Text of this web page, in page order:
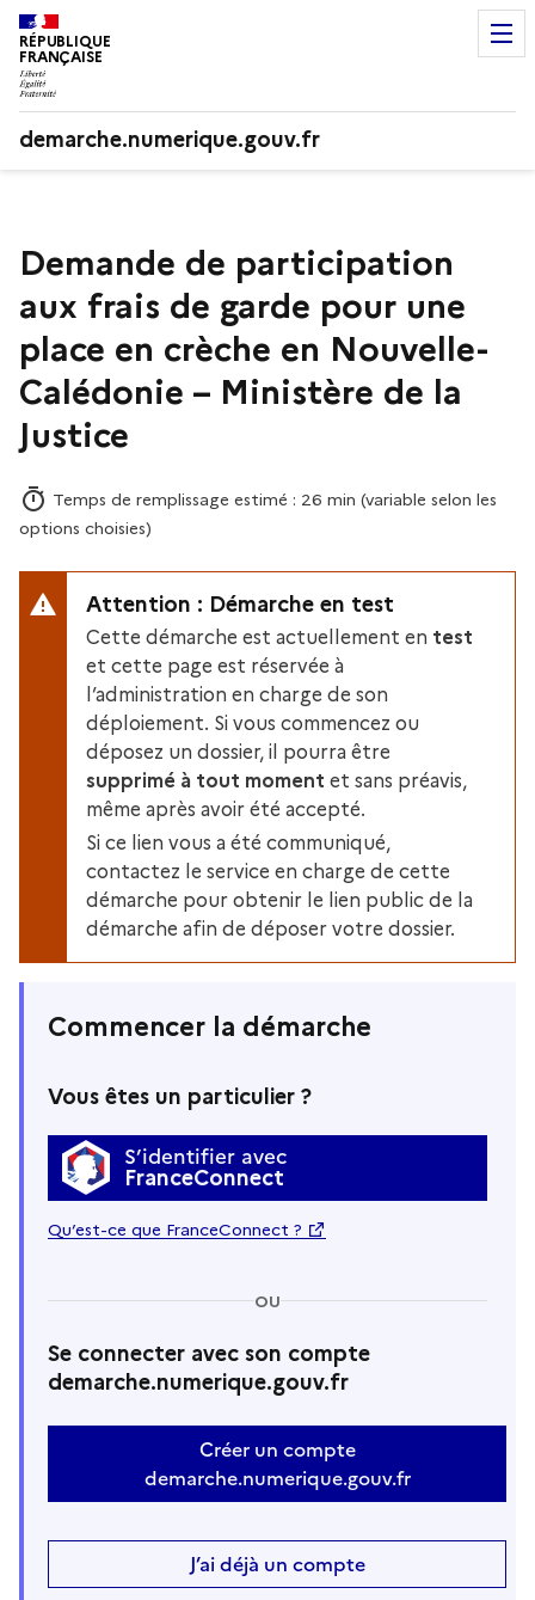
RÉPUBLIQUE
FRANÇAISE
demarche.numerique.gouv.fr
Demande de participation
aux frais de garde pour une
place en crèche en Nouvelle-
Calédonie – Ministère de la
Justice
Temps de remplissage estimé : 26 min (variable selon les
options choisies)
Attention : Démarche en test
Cette démarche est actuellement en test
et cette page est réservée à
l’administration en charge de son
déploiement. Si vous commencez ou
déposez un dossier, il pourra être
supprimé à tout moment et sans préavis,
même après avoir été accepté.
Si ce lien vous a été communiqué,
contactez le service en charge de cette
démarche pour obtenir le lien public de la
démarche afin de déposer votre dossier.
Commencer la démarche
Vous êtes un particulier ?
S’identifier avec
FranceConnect
Qu’est-ce que FranceConnect ?
OU
Se connecter avec son compte
demarche.numerique.gouv.fr
Créer un compte
demarche.numerique.gouv.fr
J’ai déjà un compte